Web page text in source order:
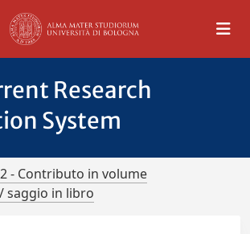
Research
System
2 - Contributo in volume
saggio in libro